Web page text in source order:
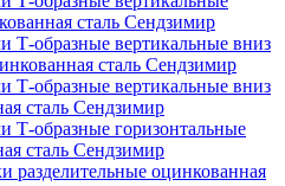
сталь Сендзимир
Т-образные вертикальные вниз
сталь Сендзимир
Т-образные вертикальные вниз
сталь Сендзимир
Т-образные горизонтальные
сталь Сендзимир
разделительные оцинкованная